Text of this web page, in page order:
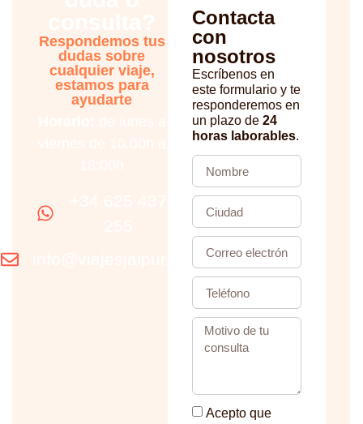
Respondemos tus
dudas sobre
cualquier viaje,
estamos para
ayudarte
Contacta
con
nosotros
Escríbenos en
este formulario y te
responderemos en
un plazo de 24
horas laborables.
Acepto que